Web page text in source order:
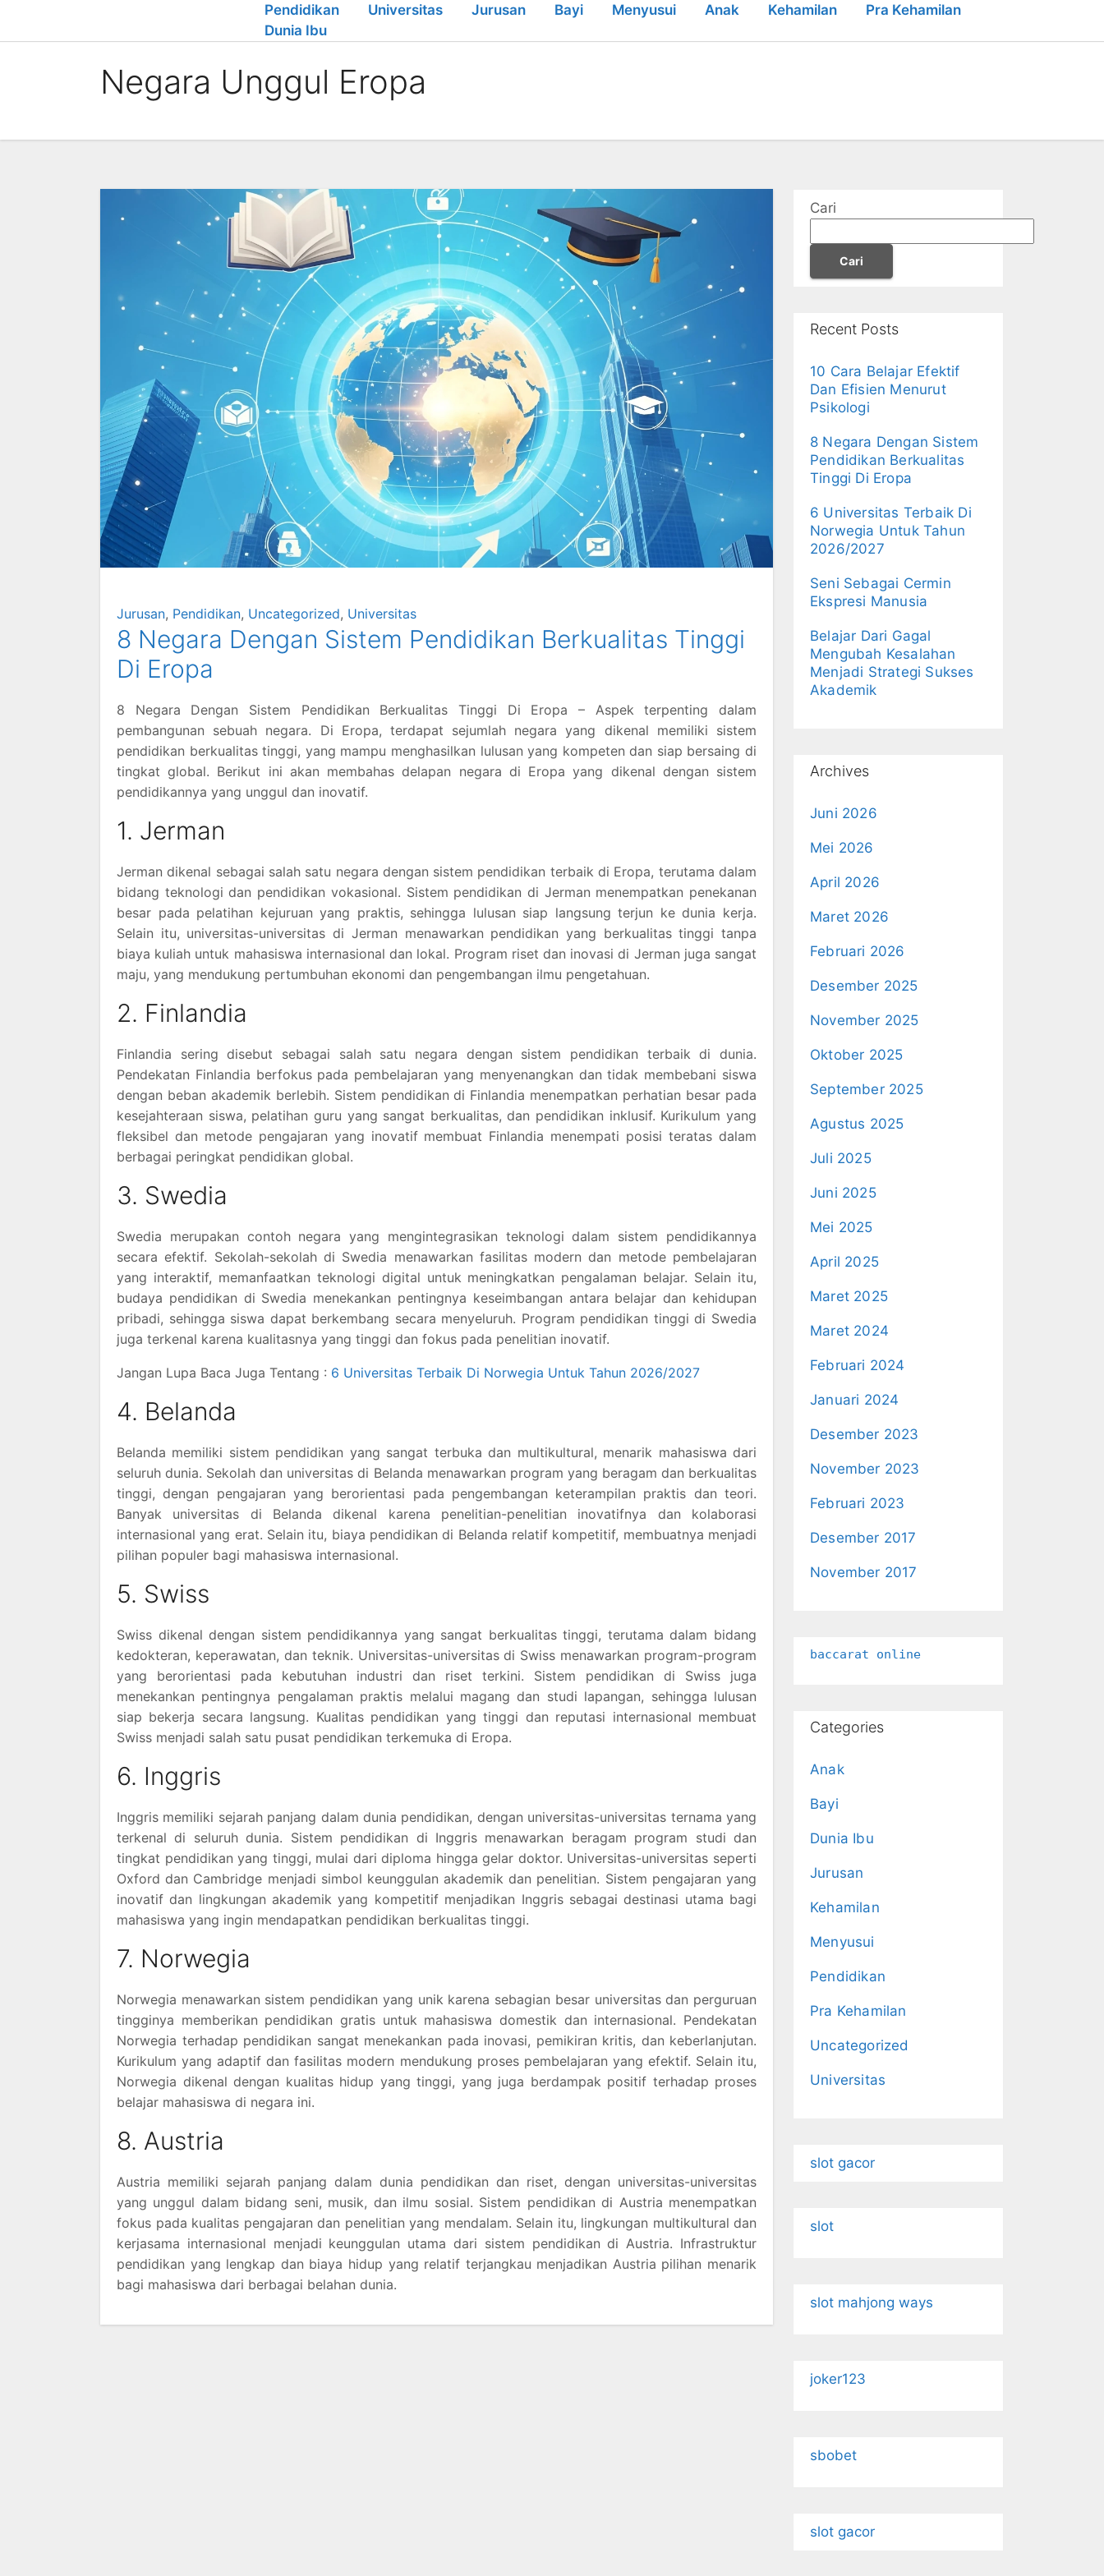
Pendidikan Universitas Jurusan Bayi Menyusui Anak Kehamilan
Pra Kehamilan
Dunia Ibu
Negara Unggul Eropa
Jurusan, Pendidikan, Uncategorized, Universitas
8 Negara Dengan Sistem Pendidikan Berkualitas Tinggi
Di Eropa
8 Negara Dengan Sistem Pendidikan Berkualitas Tinggi Di Eropa – Aspek terpenting dalam
pembangunan sebuah negara. Di Eropa, terdapat sejumlah negara yang dikenal memiliki sistem
pendidikan berkualitas tinggi, yang mampu menghasilkan lulusan yang kompeten dan siap bersaing di
tingkat global. Berikut ini akan membahas delapan negara di Eropa yang dikenal dengan sistem
pendidikannya yang unggul dan inovatif.
1. Jerman
Jerman dikenal sebagai salah satu negara dengan sistem pendidikan terbaik di Eropa, terutama dalam
bidang teknologi dan pendidikan vokasional. Sistem pendidikan di Jerman menempatkan penekanan
besar pada pelatihan kejuruan yang praktis, sehingga lulusan siap langsung terjun ke dunia kerja.
Selain itu, universitas-universitas di Jerman menawarkan pendidikan yang berkualitas tinggi tanpa
biaya kuliah untuk mahasiswa internasional dan lokal. Program riset dan inovasi di Jerman juga sangat
maju, yang mendukung pertumbuhan ekonomi dan pengembangan ilmu pengetahuan.
2. Finlandia
Finlandia sering disebut sebagai salah satu negara dengan sistem pendidikan terbaik di dunia.
Pendekatan Finlandia berfokus pada pembelajaran yang menyenangkan dan tidak membebani siswa
dengan beban akademik berlebih. Sistem pendidikan di Finlandia menempatkan perhatian besar pada
kesejahteraan siswa, pelatihan guru yang sangat berkualitas, dan pendidikan inklusif. Kurikulum yang
fleksibel dan metode pengajaran yang inovatif membuat Finlandia menempati posisi teratas dalam
berbagai peringkat pendidikan global.
3. Swedia
Swedia merupakan contoh negara yang mengintegrasikan teknologi dalam sistem pendidikannya
secara efektif. Sekolah-sekolah di Swedia menawarkan fasilitas modern dan metode pembelajaran
yang interaktif, memanfaatkan teknologi digital untuk meningkatkan pengalaman belajar. Selain itu,
budaya pendidikan di Swedia menekankan pentingnya keseimbangan antara belajar dan kehidupan
pribadi, sehingga siswa dapat berkembang secara menyeluruh. Program pendidikan tinggi di Swedia
juga terkenal karena kualitasnya yang tinggi dan fokus pada penelitian inovatif.
Jangan Lupa Baca Juga Tentang : 6 Universitas Terbaik Di Norwegia Untuk Tahun 2026/2027
4. Belanda
Belanda memiliki sistem pendidikan yang sangat terbuka dan multikultural, menarik mahasiswa dari
seluruh dunia. Sekolah dan universitas di Belanda menawarkan program yang beragam dan berkualitas
tinggi, dengan pengajaran yang berorientasi pada pengembangan keterampilan praktis dan teori.
Banyak universitas di Belanda dikenal karena penelitian-penelitian inovatifnya dan kolaborasi
internasional yang erat. Selain itu, biaya pendidikan di Belanda relatif kompetitif, membuatnya menjadi
pilihan populer bagi mahasiswa internasional.
5. Swiss
Swiss dikenal dengan sistem pendidikannya yang sangat berkualitas tinggi, terutama dalam bidang
kedokteran, keperawatan, dan teknik. Universitas-universitas di Swiss menawarkan program-program
yang berorientasi pada kebutuhan industri dan riset terkini. Sistem pendidikan di Swiss juga
menekankan pentingnya pengalaman praktis melalui magang dan studi lapangan, sehingga lulusan
siap bekerja secara langsung. Kualitas pendidikan yang tinggi dan reputasi internasional membuat
Swiss menjadi salah satu pusat pendidikan terkemuka di Eropa.
6. Inggris
Inggris memiliki sejarah panjang dalam dunia pendidikan, dengan universitas-universitas ternama yang
terkenal di seluruh dunia. Sistem pendidikan di Inggris menawarkan beragam program studi dan
tingkat pendidikan yang tinggi, mulai dari diploma hingga gelar doktor. Universitas-universitas seperti
Oxford dan Cambridge menjadi simbol keunggulan akademik dan penelitian. Sistem pengajaran yang
inovatif dan lingkungan akademik yang kompetitif menjadikan Inggris sebagai destinasi utama bagi
mahasiswa yang ingin mendapatkan pendidikan berkualitas tinggi.
7. Norwegia
Norwegia menawarkan sistem pendidikan yang unik karena sebagian besar universitas dan perguruan
tingginya memberikan pendidikan gratis untuk mahasiswa domestik dan internasional. Pendekatan
Norwegia terhadap pendidikan sangat menekankan pada inovasi, pemikiran kritis, dan keberlanjutan.
Kurikulum yang adaptif dan fasilitas modern mendukung proses pembelajaran yang efektif. Selain itu,
Norwegia dikenal dengan kualitas hidup yang tinggi, yang juga berdampak positif terhadap proses
belajar mahasiswa di negara ini.
8. Austria
Austria memiliki sejarah panjang dalam dunia pendidikan dan riset, dengan universitas-universitas
yang unggul dalam bidang seni, musik, dan ilmu sosial. Sistem pendidikan di Austria menempatkan
fokus pada kualitas pengajaran dan penelitian yang mendalam. Selain itu, lingkungan multikultural dan
kerjasama internasional menjadi keunggulan utama dari sistem pendidikan di Austria. Infrastruktur
pendidikan yang lengkap dan biaya hidup yang relatif terjangkau menjadikan Austria pilihan menarik
bagi mahasiswa dari berbagai belahan dunia.
Cari
Cari
Recent Posts
10 Cara Belajar Efektif
Dan Efisien Menurut
Psikologi
8 Negara Dengan Sistem
Pendidikan Berkualitas
Tinggi Di Eropa
6 Universitas Terbaik Di
Norwegia Untuk Tahun
2026/2027
Seni Sebagai Cermin
Ekspresi Manusia
Belajar Dari Gagal
Mengubah Kesalahan
Menjadi Strategi Sukses
Akademik
Archives
Juni 2026
Mei 2026
April 2026
Maret 2026
Februari 2026
Desember 2025
November 2025
Oktober 2025
September 2025
Agustus 2025
Juli 2025
Juni 2025
Mei 2025
April 2025
Maret 2025
Maret 2024
Februari 2024
Januari 2024
Desember 2023
November 2023
Februari 2023
Desember 2017
November 2017
baccarat online
Categories
Anak
Bayi
Dunia Ibu
Jurusan
Kehamilan
Menyusui
Pendidikan
Pra Kehamilan
Uncategorized
Universitas
slot gacor
slot
slot mahjong ways
joker123
sbobet
slot gacor